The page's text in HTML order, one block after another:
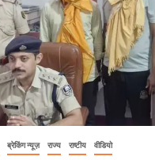
ब्रेकिंग न्यूज़ राज्य राष्टीय वीडियो